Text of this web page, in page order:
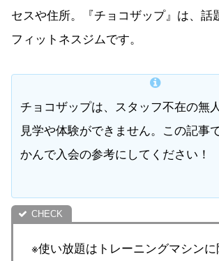
セスや住所。『チョコザップ』は、話
フィットネスジムです。
チョコザップは、スタッフ不在の無
見学や体験ができません。この記事
かんで入会の参考にしてください！
※使い放題はトレーニングマシンに